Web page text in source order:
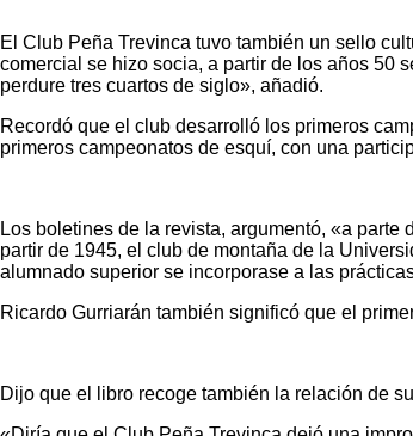
El Club Peña Trevinca tuvo también un sello
comercial se hizo socia, a partir de los años 50
perdure tres cuartos de siglo», añadió.
Recordó que el club desarrolló los primeros
primeros campeonatos de esquí, con una
Los boletines de la revista, argumentó, «a
partir de 1945, el club de montaña de la
alumnado superior se incorporase a las
Ricardo Gurriarán también significó que el
Dijo que el libro recoge también la relación de